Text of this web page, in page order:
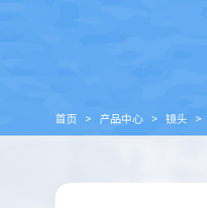
首页 > 产品中心 > 镜头 >